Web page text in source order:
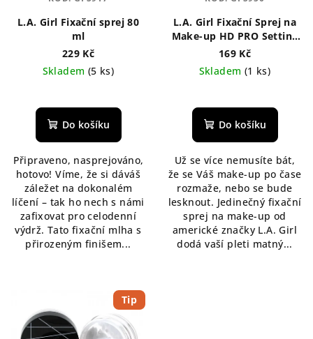
L.A. Girl Fixační sprej 80
ml
229 Kč
Skladem (5 ks)
Do košíku
Připraveno, nasprejováno,
hotovo! Víme, že si dáváš
záležet na dokonalém
líčení – tak ho nech s námi
zafixovat pro celodenní
výdrž. Tato fixační mlha s
přirozeným finišem...
L.A. Girl Fixační Sprej na
Make-up HD PRO Setting
30 ml
169 Kč
Skladem (1 ks)
hodnocení
produktu
z
5
hvězdiček.
Do košíku
Už se více nemusíte bát,
že se Váš make-up po čase
rozmaže, nebo se bude
lesknout. Jedinečný fixační
sprej na make-up od
americké značky L.A. Girl
dodá vaší pleti matný...
Tip